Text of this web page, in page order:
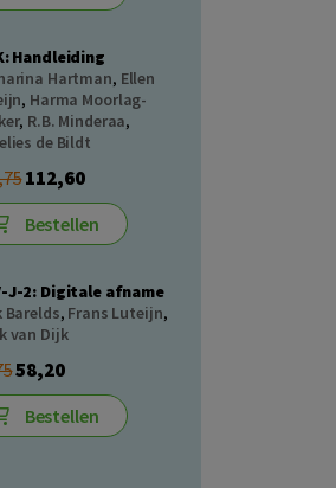
Handleiding
Hartman, Ellen
, Harma Moorlag-
, R.B. Minderaa,
de Bildt
112,60
Bestellen
J-2: Digitale afname
Barelds, Frans Luteijn,
van Dijk
58,20
Bestellen